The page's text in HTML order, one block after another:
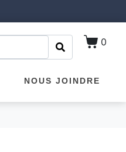
0
NOUS JOINDRE